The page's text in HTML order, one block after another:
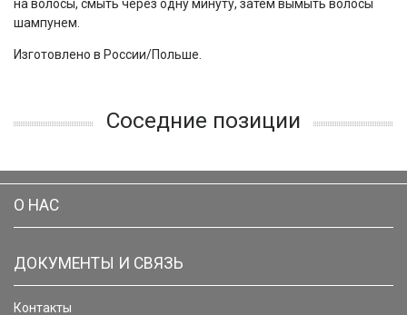
на волосы, смыть через одну минуту, затем вымыть волосы
шампунем.
Изготовлено в России/Польше.
Соседние позиции
О НАС
ДОКУМЕНТЫ И СВЯЗЬ
Контакты